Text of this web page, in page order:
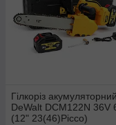
Гілкоріз акумуляторний
DeWalt DCM122N 36V
(12" 23(46)Рicco)